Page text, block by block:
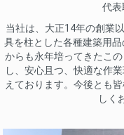
代表
当社は、大正14年の創業
具を柱とした各種建築用
からも永年培ってきたこ
し、安心且つ、快適な作
えております。今後とも
しく